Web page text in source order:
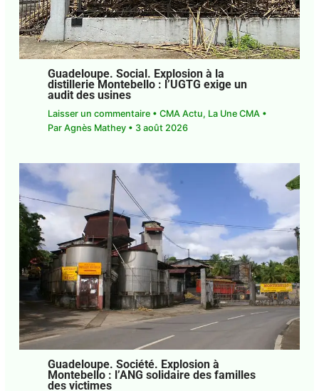
Guadeloupe. Social. Explosion à la
distillerie Montebello : l’UGTG exige un
audit des usines
Laisser un commentaire
• ParAgnès Mathey•3 août 2026
Guadeloupe. Société. Explosion à
Montebello : l’ANG solidaire des familles
des victimes
Laisser un commentaire